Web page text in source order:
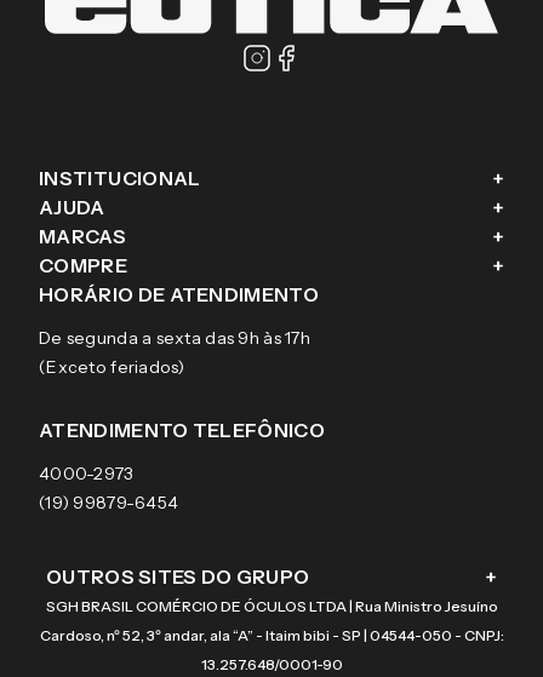
INSTITUCIONAL +
Sobre a eÓtica
Aviso de privacidade
Termos e condições de uso
AJUDA +
Trocas e Devoluções
Pagamentos
Garantias
MARCAS +
Ray-Ban
Tecnol
Arnette
Burberry
COMPRE +
Óculos de sol
Lentes de contato
HORÁRIO DE ATENDIMENTO
De segunda a sexta das 9h às 17h
(Exceto feriados)
ATENDIMENTO TELEFÔNICO
4000-2973
(19) 99879-6454
OUTROS SITES DO GRUPO +
SGH BRASIL COMÉRCIO DE ÓCULOS LTDA | Rua Ministro Jesuíno
Cardoso, nº 52, 3º andar, ala “A” - Itaim bibi - SP | 04544-050 - CNPJ:
13.257.648/0001-90